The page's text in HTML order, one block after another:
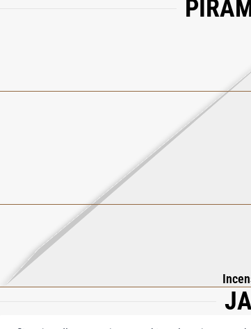
Man to symfoniczny hołd dla melancholijnego piękna róży.